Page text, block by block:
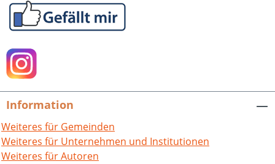
Beiträgen von 50 Autorinnen und
Autoren die Vielfalt und Individualität
zusammen­suchen. Man kann aber auch
einfach schmökern und sich daran
freuen, was es alles über die Pfalz zu
wissen gibt. Wissensgesellschaft Pfalz.
Information
Weiteres für Gemeinden
Weiteres für Unternehmen und Institutionen
Weiteres für Autoren